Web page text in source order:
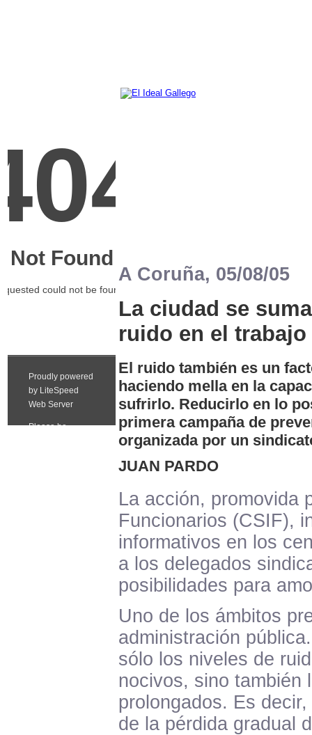
A Coruña, 05/08/05
La ciudad se
ruido en el trabajo
El ruido también es un
haciendo mella en la
sufrirlo. Reducirlo en lo
primera campaña de
organizada por un
JUAN PARDO
La acción, promovida
Funcionarios (CSIF),
informativos en los
a los delegados
posibilidades para
Uno de los ámbitos
administración
sólo los niveles de
nocivos, sino también
prolongados. Es
de la pérdida gradual